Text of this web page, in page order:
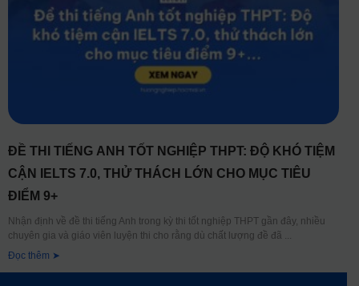
ĐỀ THI TIẾNG ANH TỐT NGHIỆP THPT: ĐỘ KHÓ TIỆM
CẬN IELTS 7.0, THỬ THÁCH LỚN CHO MỤC TIÊU
ĐIỂM 9+
Nhận định về đề thi tiếng Anh trong kỳ thi tốt nghiệp THPT gần đây, nhiều
chuyên gia và giáo viên luyện thi cho rằng dù chất lượng đề đã
Đọc thêm ➤